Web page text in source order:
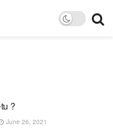
?
June 26, 2021